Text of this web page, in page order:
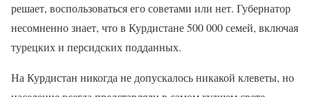
решает, воспользоваться его советами или нет. Губернатор
несомненно знает, что в Курдистане 500 000 семей, включая
турецких и персидских подданных.
На Курдистан никогда не допускалось никакой клеветы, но